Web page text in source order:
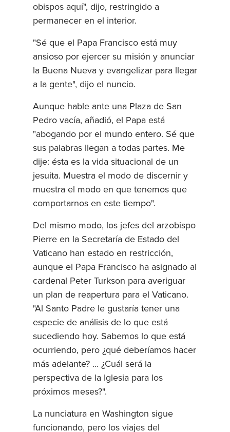
obispos aquí", dijo, restringido a
permanecer en el interior.
"Sé que el Papa Francisco está muy
ansioso por ejercer su misión y anunciar
la Buena Nueva y evangelizar para llegar
a la gente", dijo el nuncio.
Aunque hable ante una Plaza de San
Pedro vacía, añadió, el Papa está
"abogando por el mundo entero. Sé que
sus palabras llegan a todas partes. Me
dije: ésta es la vida situacional de un
jesuita. Muestra el modo de discernir y
muestra el modo en que tenemos que
comportarnos en este tiempo".
Del mismo modo, los jefes del arzobispo
Pierre en la Secretaría de Estado del
Vaticano han estado en restricción,
aunque el Papa Francisco ha asignado al
cardenal Peter Turkson para averiguar
un plan de reapertura para el Vaticano.
"Al Santo Padre le gustaría tener una
especie de análisis de lo que está
sucediendo hoy. Sabemos lo que está
ocurriendo, pero ¿qué deberíamos hacer
más adelante? ... ¿Cuál será la
perspectiva de la Iglesia para los
próximos meses?".
La nunciatura en Washington sigue
funcionando, pero los viajes del